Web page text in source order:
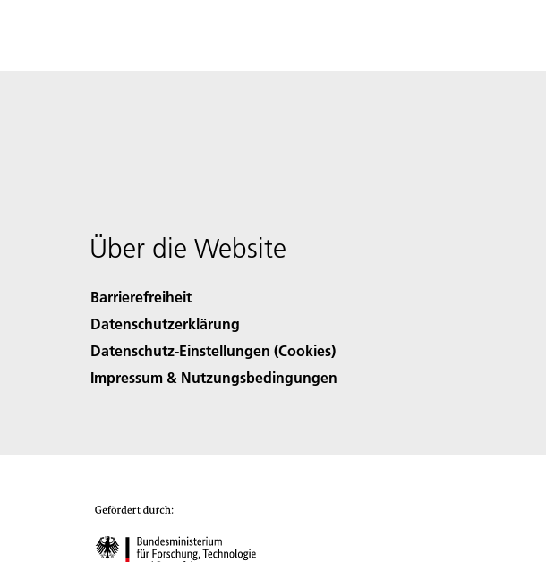
Über die Website
Barrierefreiheit
Datenschutzerklärung
Datenschutz-Einstellungen (Cookies)
Impressum & Nutzungsbedingungen